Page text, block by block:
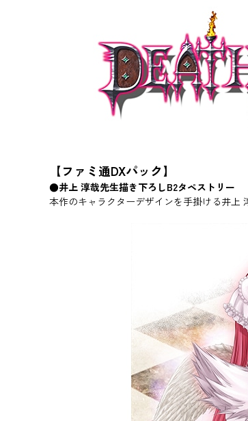
【ファミ通DXパック】
●井上 淳哉先生描き下ろしB2タペストリー
本作のキャラクターデザインを手掛ける井上